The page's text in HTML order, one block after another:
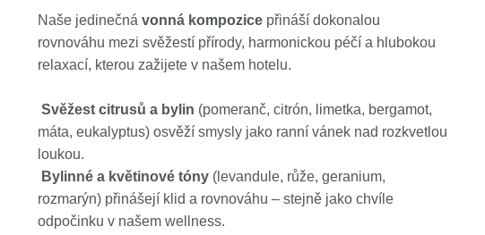
Naše jedinečnávonná kompozice přináší dokonalou
rovnováhu mezi svěžestí přírody, harmonickou péčí a hlubokou
relaxací, kterou zažijete v našem hotelu.
Svěžest citrusů a bylin (pomeranč, citrón, limetka, bergamot,
máta, eukalyptus) osvěží smysly jako ranní vánek nad rozkvetlou
loukou.
Bylinné a květinové tóny (levandule, růže, geranium,
rozmarýn) přinášejí klid a rovnováhu – stejně jako chvíle
odpočinku v našem wellness.